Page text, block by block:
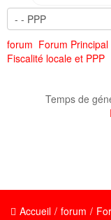
forum Forum Principal
Fiscalité locale et PPP
Temps de
Accueil / forum /